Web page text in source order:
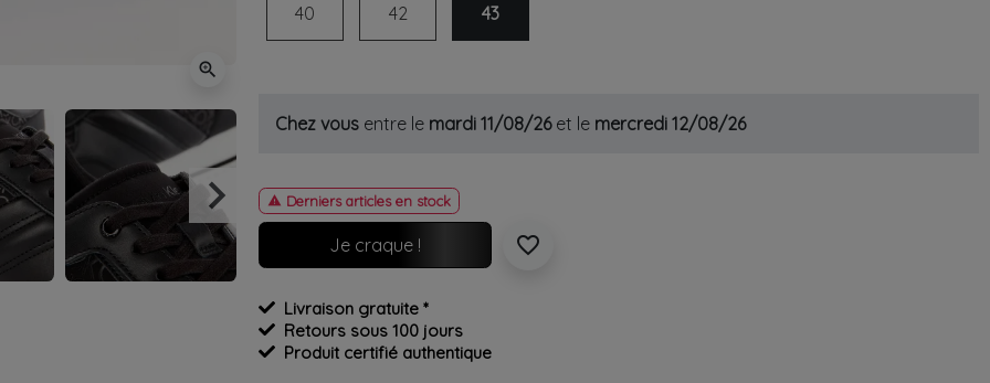
zoom_in
Suivant
keyboard_arrow_right
40
42 43
Chez vous entre le mardi 11/08/26et le mercredi 12/08/26
 Derniers articles en stock
Je craque ! favorite_border
Livraison gratuite *
Retours sous 100 jours
Produit certifié authentique